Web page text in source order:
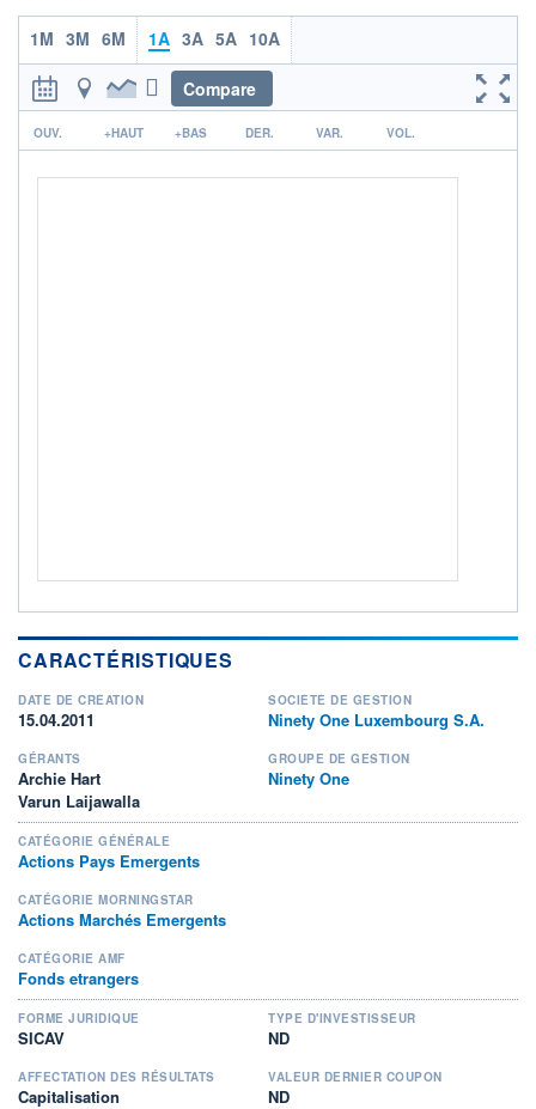
CTO BUSINESS
Non éligible Boursobank
ACTIF NET (EUR)
2 387M / 31.07.26
1M 3M 6M 1A 3A 5A 10A
Compare
r
OUV. +HAUT +BAS DER. VAR. VOL.
CARACTÉRISTIQUES
DATE DE CRÉATION
15.04.2011
SOCIÉTÉ DE GESTION
Ninety One Luxembourg S.A.
GÉRANTS
Archie Hart
Varun Laijawalla
GROUPE DE GESTION
Ninety One
CATÉGORIE GÉNÉRALE
Actions Pays Emergents
CATÉGORIE MORNINGSTAR
Actions Marchés Emergents
CATÉGORIE AMF
Fonds etrangers
FORME JURIDIQUE
SICAV
TYPE D'INVESTISSEUR
ND
AFFECTATION DES RÉSULTATS
Capitalisation
VALEUR DERNIER COUPON
ND